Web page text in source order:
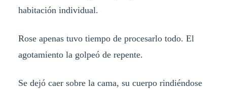
habitación individual.
Rose apenas tuvo tiempo de procesarlo todo. El
agotamiento la golpeó de repente.
Se dejó caer sobre la cama, su cuerpo rindiéndose